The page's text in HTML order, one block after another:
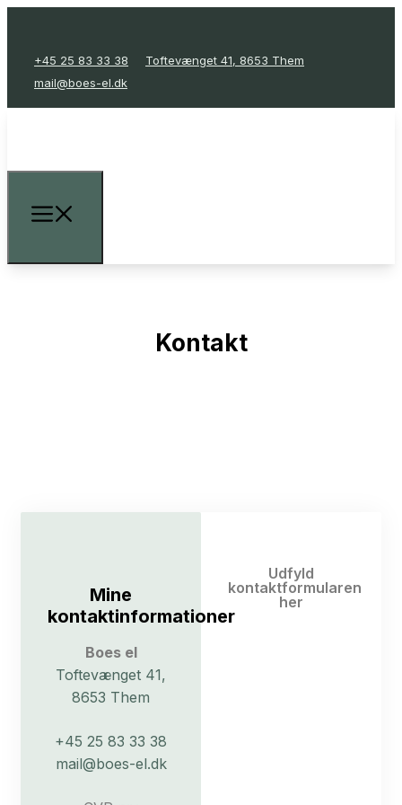
+45 25 83 33 38
Toftevænget 41, 8653 Them
mail@boes-el.dk
Kontakt
Mine
kontaktinformationer
Boes el
Toftevænget 41,
8653 Them
+45 25 83 33 38
mail@boes-el.dk
Udfyld
kontaktformularen
her